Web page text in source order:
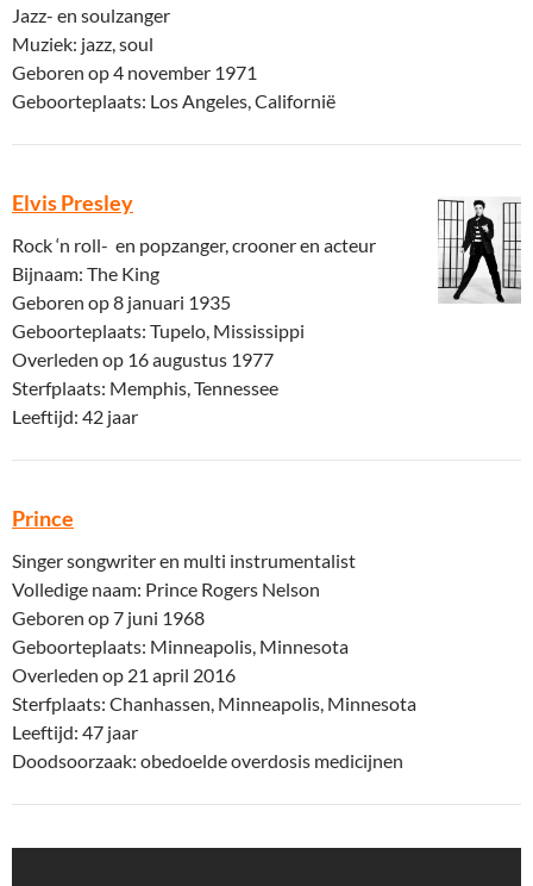
Jazz- en soulzanger
Muziek: jazz, soul
Geboren op 4 november 1971
Geboorteplaats: Los Angeles, Californië
Elvis Presley
Rock ‘n roll- en popzanger, crooner en acteur
Bijnaam: The King
Geboren op 8 januari 1935
Geboorteplaats: Tupelo, Mississippi
Overleden op 16 augustus 1977
Sterfplaats: Memphis, Tennessee
Leeftijd: 42 jaar
Prince
Singer songwriter en multi instrumentalist
Volledige naam: Prince Rogers Nelson
Geboren op 7 juni 1968
Geboorteplaats: Minneapolis, Minnesota
Overleden op 21 april 2016
Sterfplaats: Chanhassen, Minneapolis, Minnesota
Leeftijd: 47 jaar
Doodsoorzaak: obedoelde overdosis medicijnen